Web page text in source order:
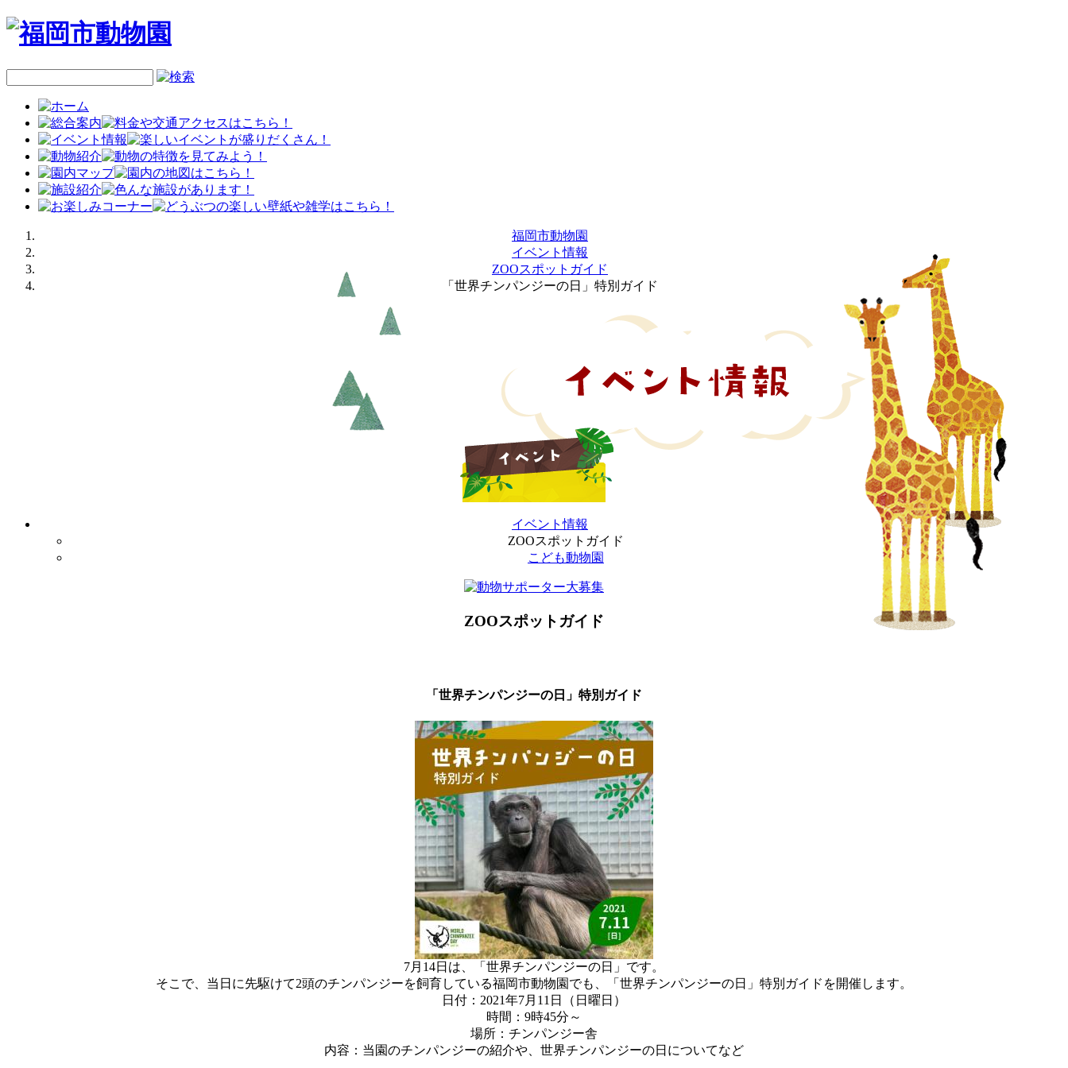
福岡市動物園
イベント情報
ZOOスポットガイド
「世界チンパンジーの日」特別ガイド
イベント情報
ZOOスポットガイド
こども動物園
ZOOスポットガイド
「世界チンパンジーの日」特別ガイド
7月14日は、「世界チンパンジーの日」です。
そこで、当日に先駆けて2頭のチンパンジーを飼育している福岡市動物園でも、「世界チンパンジーの日」特別ガイドを開催します。
日付：2021年7月11日（日曜日）
時間：9時45分～
場所：チンパンジー舎
内容：当園のチンパンジーの紹介や、世界チンパンジーの日についてなど